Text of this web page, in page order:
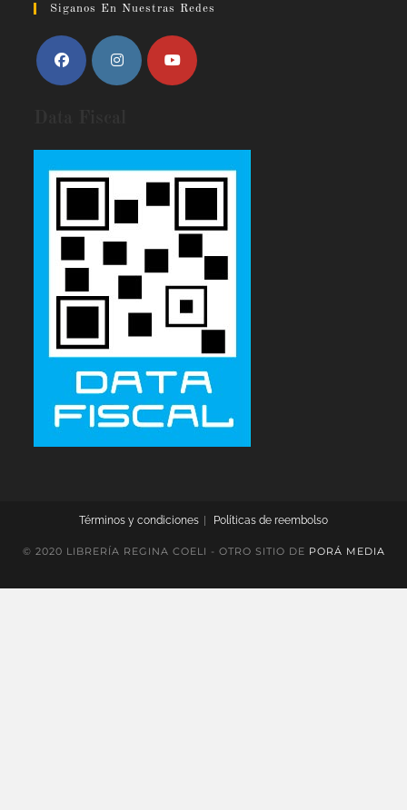
Siganos En Nuestras Redes
Términos y condiciones Políticas de reembolso
© 2020 LIBRERÍA REGINA COELI - OTRO SITIO DE PORÁ MEDIA